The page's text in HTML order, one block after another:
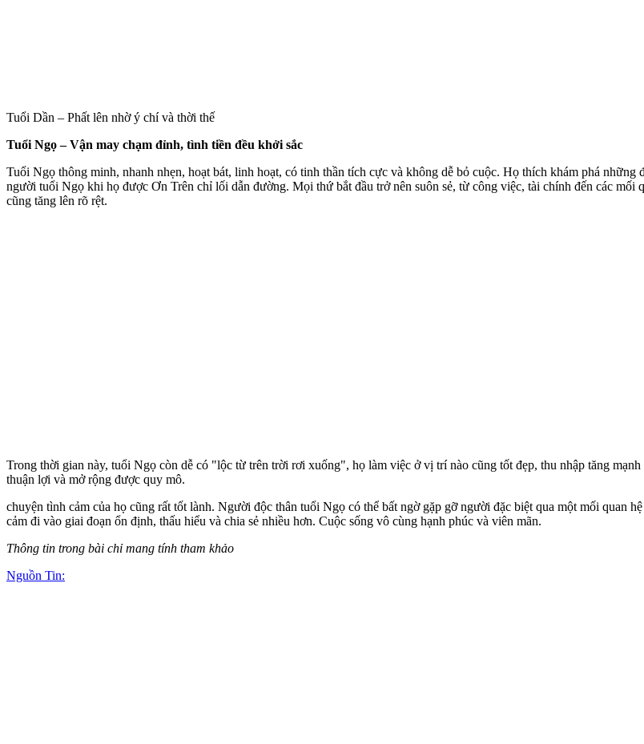
Tuổi Dần – Phất lên nhờ ý chí và thời thế
Tuổi Ngọ – Vận may chạm đỉnh, tình tiền đều khởi sắc
Tuổi Ngọ thông minh, nhanh nhẹn, hoạt bát, linh hoạt, có tinh thần tích cực và không dễ bỏ cuộc. Họ thích khám phá
người tuổi Ngọ khi họ được Ơn Trên chỉ lối dẫn đường. Mọi thứ bắt đầu trở nên suôn sẻ, từ công việc, tài chính đến các mối
cũng tăng lên rõ rệt.
Trong thời gian này, tuổi Ngọ còn dễ có "lộc từ trên trời rơi xuống", họ làm việc ở vị trí nào cũng tốt đẹp, thu nhập tăng
thuận lợi và mở rộng được quy mô.
chu‌yện tìn‌h cảm của họ cũng rất tốt lành. Người độc thân tuổi Ngọ có thể bất ngờ gặp gỡ người đặc biệt qua một mối quan
cảm đi vào giai đoạn ổn định, thấu hiểu và chia sẻ nhiều hơn. Cuộc sống vô cùng hạnh phúc và viên mãn.
Thông tin trong bài chỉ mang tính tham khảo
Nguồn Tin: